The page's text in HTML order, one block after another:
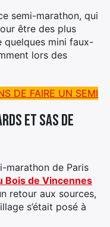
semi-marathon, qui
être des plus
quelques mini faux-
lors des
DE FAIRE UN SEMI
et SAS de
marathon de Paris
Bois de Vincennes
retour aux sources,
s’était posé à